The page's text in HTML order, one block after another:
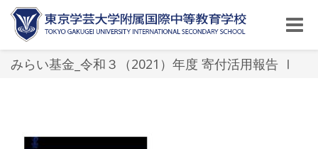
Toggle
みらい基金_令和３（2021）年度 寄付活用報告 Ⅰ